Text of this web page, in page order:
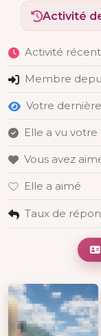
Activité
Activité
Membre
Votre
Elle a vu
Vous avez
Elle a aimé
Taux de